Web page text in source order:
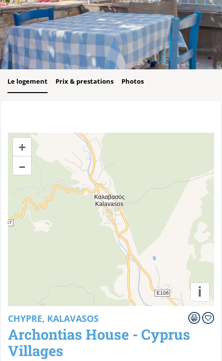
Le logement Prix & prestations Photos
CHYPRE, KALAVASOS
Archontias House - Cyprus
Villages
+
–
i